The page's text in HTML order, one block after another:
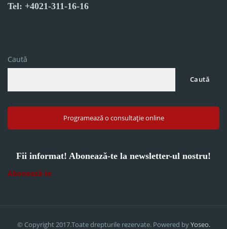
Tel: +4021-311-16-16
Caută
Caută
Programează o consultație online
Fii informat! Abonează-te la newsletter-ul nostru!
Abonează-te
© Copyright 2017.Toate drepturile rezervate. Powered byYoseo.